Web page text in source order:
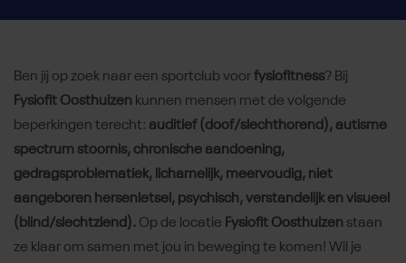
Ben jij op zoek naar een sportclub voorfysiofitness? Bij
Fysiofit Oosthuizen kunnen mensen met de volgende
beperkingen terecht: auditief (doof/slechthorend), autisme
spectrum stoornis, chronische aandoening,
gedragsproblematiek, lichamelijk, meervoudig, niet
aangeboren hersenletsel, psychisch, verstandelijk en visueel
(blind/slechtziend). Op de locatie Fysiofit Oosthuizen staan
ze klaar om samen met jou in beweging te komen! Wil je